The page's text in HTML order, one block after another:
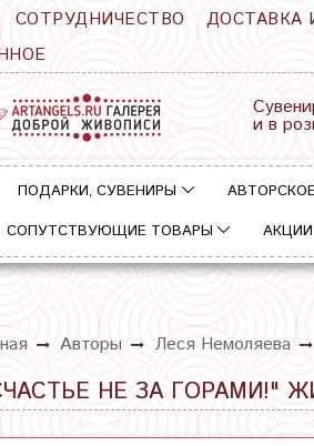
СОТРУДНИЧЕСТВО ДОСТАВКА
и в
ПОДАРКИ, СУВЕНИРЫ
СОПУТСТВУЮЩИЕ ТОВАРЫ
АКЦИИ
Авторы Леся Немоляева
НЕ ЗА ГОРАМИ!"